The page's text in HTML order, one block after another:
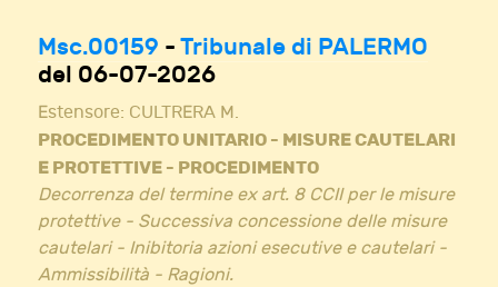
Msc.00159 - Tribunale di PALERMO
del 06-07-2026
Estensore: CULTRERA M.
PROCEDIMENTO UNITARIO - MISURE CAUTELARI
E PROTETTIVE - PROCEDIMENTO
Decorrenza del termine ex art. 8 CCII per le misure
protettive - Successiva concessione delle misure
cautelari - Inibitoria azioni esecutive e cautelari -
Ammissibilità - Ragioni.